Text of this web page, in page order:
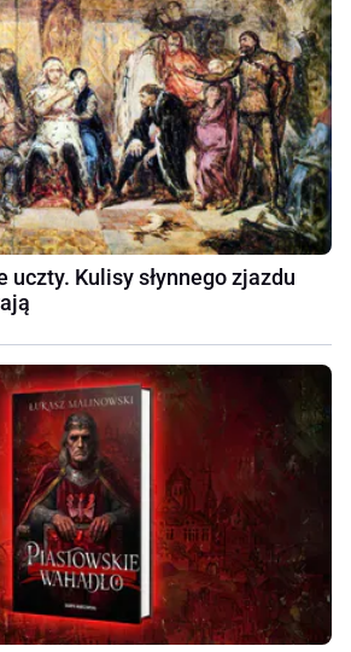
uczty. Kulisy słynnego zjazdu